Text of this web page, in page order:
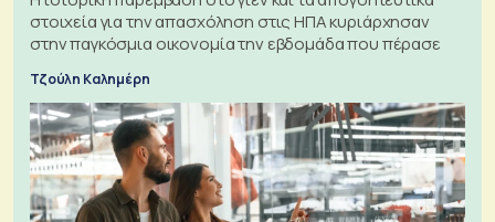
στοιχεία για την απασχόληση στις ΗΠΑ κυριάρχησαν
στην παγκόσμια οικονομία την εβδομάδα που πέρασε
Τζούλη Καλημέρη